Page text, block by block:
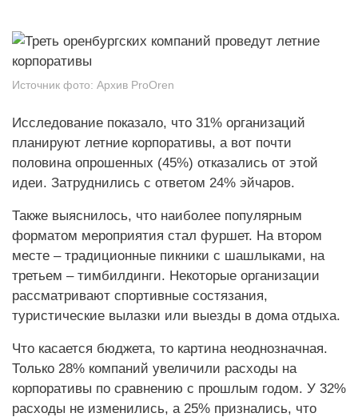
Источник фото: Архив ProOren
Исследование показало, что 31% организаций
планируют летние корпоративы, а вот почти
половина опрошенных (45%) отказались от этой
идеи. Затруднились с ответом 24% эйчаров.
Также выяснилось, что наиболее популярным
форматом мероприятия стал фуршет. На втором
месте – традиционные пикники с шашлыками, на
третьем – тимбилдинги. Некоторые организации
рассматривают спортивные состязания,
туристические вылазки или выезды в дома отдыха.
Что касается бюджета, то картина неоднозначная.
Только 28% компаний увеличили расходы на
корпоративы по сравнению с прошлым годом. У 32%
расходы не изменились, а 25% признались, что